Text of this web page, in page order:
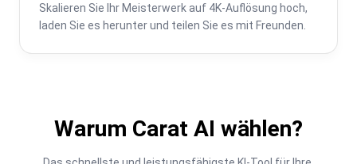
Skalieren Sie Ihr Meisterwerk auf 4K-Auflösung hoch,
laden Sie es herunter und teilen Sie es mit Freunden.
Warum Carat AI wählen?